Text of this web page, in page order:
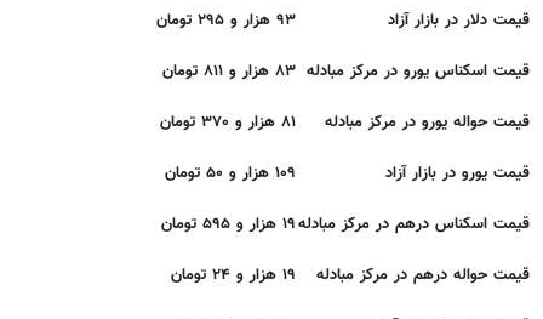
قیمت دلار در بازار آزاد ۹۳ هزار و ۲۹۵ تومان
قیمت اسکناس یورو در مرکز مبادله ۸۳ هزار و ۸۱۱ تومان
قیمت حواله یورو در مرکز مبادله ۸۱ هزار و ۳۷۰ تومان
قیمت یورو در بازار آزاد ۱۰۹ هزار و ۵۰ تومان
قیمت اسکناس درهم در مرکز مبادله۱۹ هزار و ۵۹۵ تومان
قیمت حواله درهم در مرکز مبادله ۱۹ هزار و ۲۴ تومان